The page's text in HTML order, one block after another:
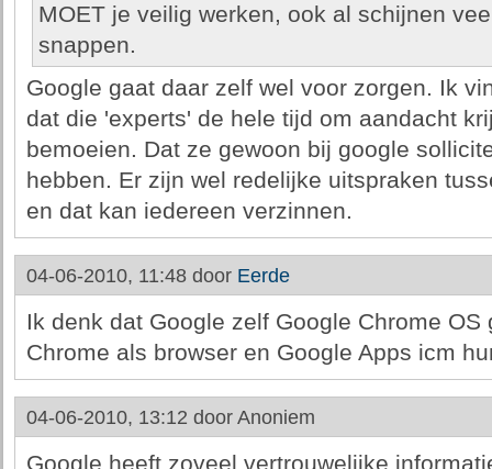
MOET je veilig werken, ook al schijnen
snappen.
Google gaat daar zelf wel voor zorgen. Ik
dat die 'experts' de hele tijd om aandacht
bemoeien. Dat ze gewoon bij google
hebben. Er zijn wel redelijke uitspraken
en dat kan iedereen verzinnen.
04-06-2010, 11:48 door Eerde
Ik denk dat Google zelf Google Chrome
Chrome als browser en Google Apps icm
04-06-2010, 13:12 door Anoniem
Google heeft zoveel vertrouwelijke